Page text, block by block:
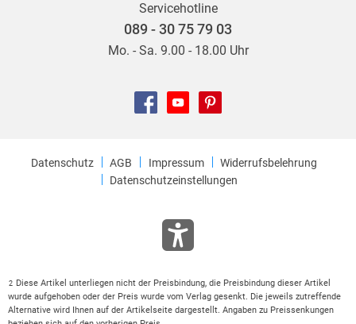
Servicehotline
089 - 30 75 79 03
Mo. - Sa. 9.00 - 18.00 Uhr
Datenschutz AGB Impressum
Widerrufsbelehrung
Datenschutzeinstellungen
2
Diese Artikel unterliegen nicht der Preisbindung, die Preisbindung dieser Artikel
wurde aufgehoben oder der Preis wurde vom Verlag gesenkt. Die jeweils zutreffende
Alternative wird Ihnen auf der Artikelseite dargestellt. Angaben zu Preissenkungen